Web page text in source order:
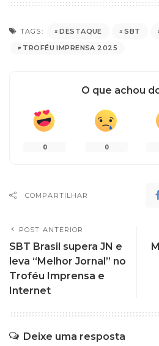
TAGS: DESTAQUE SBT
TROFÉU IMPRENSA 2025
O que achou
0 0
COMPARTILHAR
POST ANTERIOR
SBT Brasil supera JN e
leva “Melhor Jornal” no
Troféu Imprensa e
Internet
Deixe uma resposta